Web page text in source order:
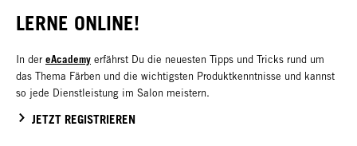
LERNE ONLINE!
In der eAcademy erfährst Du die neuesten Tipps und Tricks rund um
das Thema Färben und die wichtigsten Produktkenntnisse und kannst
so jede Dienstleistung im Salon meistern.
JETZT REGISTRIEREN